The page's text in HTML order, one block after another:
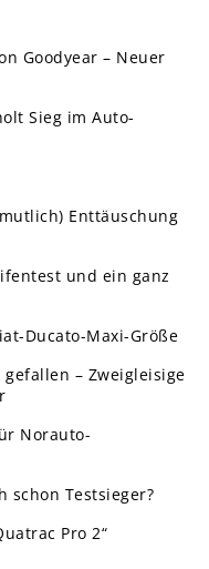
Goodyear – Neuer
Sieg im Auto-
Enttäuschung
und ein ganz
Ducato-Maxi-Größe
– Zweigleisige
Norauto-
schon Testsieger?
Pro 2“